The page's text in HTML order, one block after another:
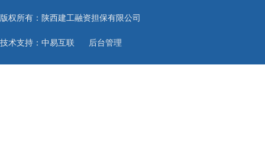
版权所有：陕西建工融资担保有限公司
技术支持：中易互联 后台管理